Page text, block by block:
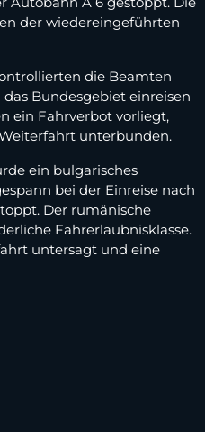
der wiedereingeführten
die Beamten
Bundesgebiet einreisen
ein Fahrverbot vorliegt,
unterbunden.
ein bulgarisches
bei der Einreise nach
Der rumänische
Fahrerlaubnisklasse.
untersagt und eine